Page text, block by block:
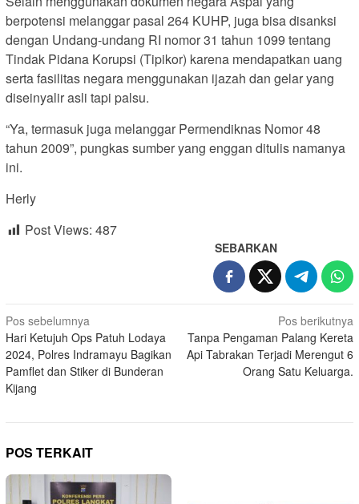
berpotensi melanggar pasal 264 KUHP, juga bisa disanksi
dengan Undang-undang RI nomor 31 tahun 1099 tentang
Tindak Pidana Korupsi (Tipikor) karena mendapatkan uang
serta fasilitas negara menggunakan ijazah dan gelar yang
diseinyalir asli tapi palsu.
“Ya, termasuk juga melanggar Permendiknas Nomor 48
tahun 2009”, pungkas sumber yang enggan ditulis namanya
ini.
Herly
Post Views: 487
SEBARKAN
Navigasi
pos
Pos sebelumnya
Hari Ketujuh Ops Patuh Lodaya
2024, Polres Indramayu Bagikan
Pamflet dan Stiker di Bunderan
Kijang
Pos berikutnya
Tanpa Pengaman Palang Kereta
Api Tabrakan Terjadi Merengut 6
Orang Satu Keluarga.
POS TERKAIT